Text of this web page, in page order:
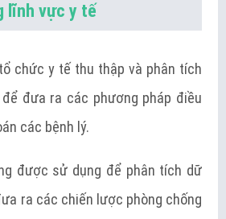
lĩnh vực y tế
chức y tế thu thập và phân tích
đưa ra các phương pháp điều
các bệnh lý.
được sử dụng để phân tích dữ
ra các chiến lược phòng chống